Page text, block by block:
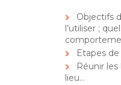
Objectifs
l’utiliser ;
Etapes
Réunir
lieu…